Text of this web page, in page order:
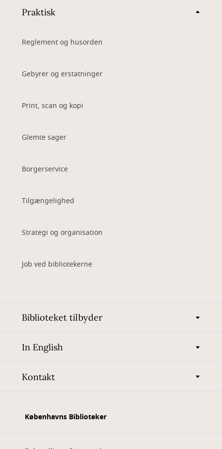
Praktisk
Reglement og husorden
Gebyrer og erstatninger
Print, scan og kopi
Glemte sager
Borgerservice
Tilgængelighed
Strategi og organisation
Job ved bibliotekerne
Biblioteket tilbyder
In English
Kontakt
Københavns Biblioteker